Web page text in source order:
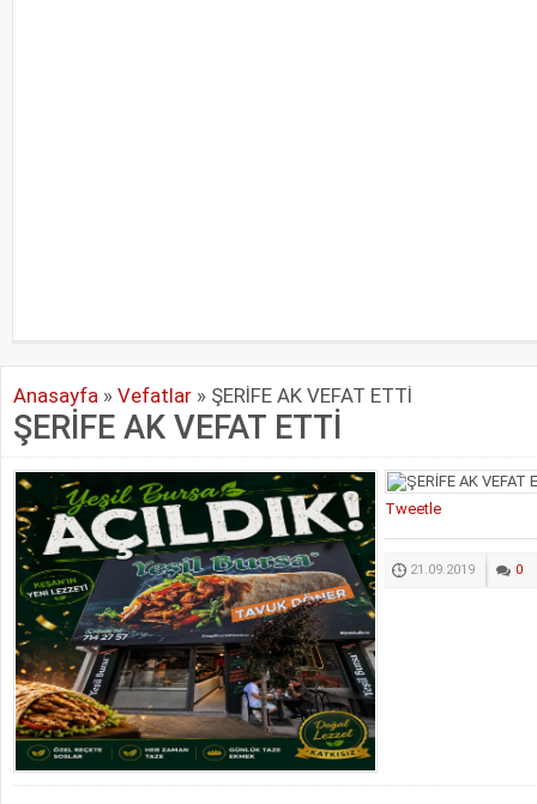
Anasayfa » Vefatlar » ŞERİFE AK VEFAT ETTİ
ŞERİFE AK VEFAT ETTİ
Tweetle
21.09.2019 0